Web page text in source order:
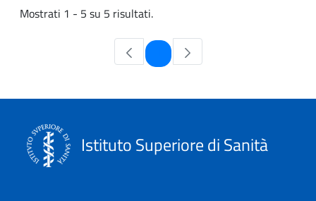
Mostrati 1 - 5 su 5 risultati.
Pagina
Istituto Superiore di Sanità